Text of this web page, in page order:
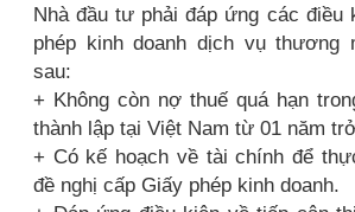
Nhà đầu tư phải đáp ứng các điều
phép kinh doanh dịch vụ thương
sau:
+ Không còn nợ thuế quá hạn
thành lập tại Việt Nam từ 01 năm
+ Có kế hoạch về tài chính để
đề nghị cấp Giấy phép kinh doanh.